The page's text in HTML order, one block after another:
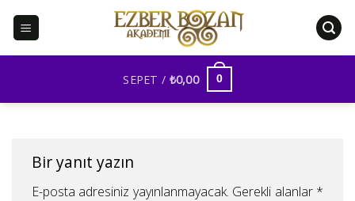
SEPET / ₺0,00 0
Bir yanıt yazın
E-posta adresiniz yayınlanmayacak. Gerekli alanlar *